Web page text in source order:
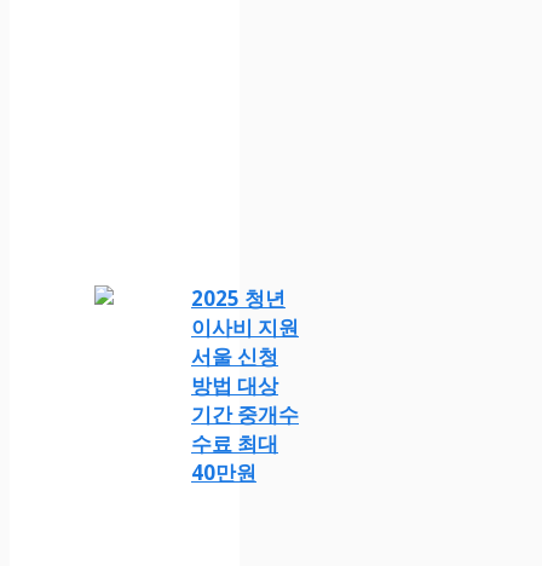
2025 청년
이사비 지원
서울 신청
방법 대상
기간 중개수
수료 최대
40만원